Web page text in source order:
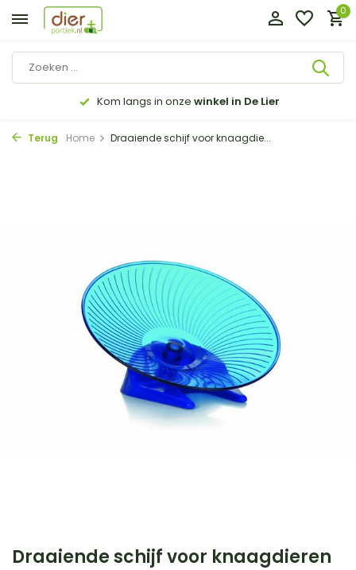
0
Kom langs in onze winkel in De Lier
Terug Home Draaiende schijf voor knaagdie...
Draaiende schijf voor knaagdieren